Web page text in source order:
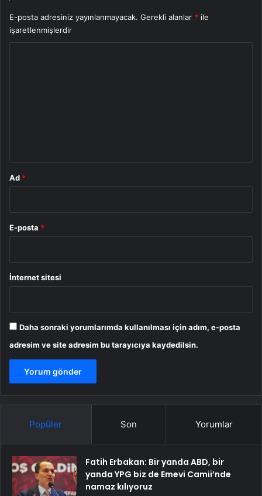
E-posta adresiniz yayınlanmayacak. Gerekli alanlar * ile
işaretlenmişlerdir
Ad *
E-posta *
İnternet sitesi
Daha sonraki yorumlarımda kullanılması için adım, e-posta
adresim ve site adresim bu tarayıcıya kaydedilsin.
Popüler Son Yorumlar
Fatih Erbakan: Bir yanda ABD, bir
yanda YPG biz de Emevi Camii’nde
namaz kılıyoruz